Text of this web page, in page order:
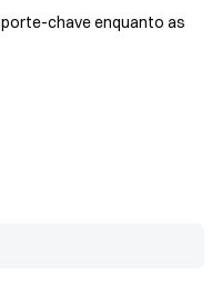
chave enquanto as